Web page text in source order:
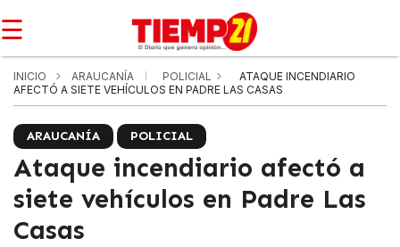
☰
INICIO ARAUCANÍA POLICIAL
ATAQUE INCENDIARIO
AFECTÓ A SIETE VEHÍCULOS EN PADRE LAS CASAS
ARAUCANÍA POLICIAL
Ataque incendiario afectó a
siete vehículos en Padre Las
Casas